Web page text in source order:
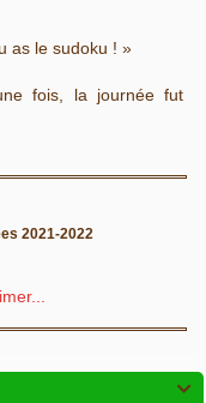
as le sudoku ! »
fois, la journée fut
2021-2022
